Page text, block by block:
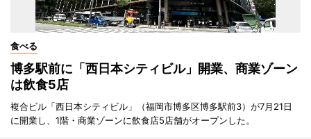
食べる
博多駅前に「西日本シティビル」開業、商業ゾーン
は飲食5店
複合ビル「西日本シティビル」（福岡市博多区博多駅前3）が7月21日
に開業し、1階・商業ゾーンに飲食店5店舗がオープンした。